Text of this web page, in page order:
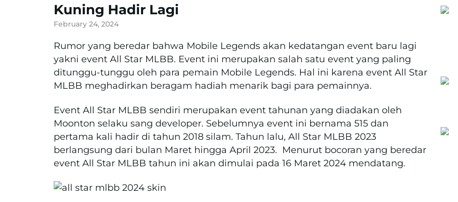
Kuning Hadir Lagi
February 24, 2024
Rumor yang beredar bahwa Mobile Legends akan kedatangan event baru lagi
yakni event All Star MLBB. Event ini merupakan salah satu event yang paling
ditunggu-tunggu oleh para pemain Mobile Legends. Hal ini karena event All Star
MLBB meghadirkan beragam hadiah menarik bagi para pemainnya.
Event All Star MLBB sendiri merupakan event tahunan yang diadakan oleh
Moonton selaku sang developer. Sebelumnya event ini bernama 515 dan
pertama kali hadir di tahun 2018 silam. Tahun lalu, All Star MLBB 2023
berlangsung dari bulan Maret hingga April 2023. Menurut bocoran yang beredar
event All Star MLBB tahun ini akan dimulai pada 16 Maret 2024 mendatang.